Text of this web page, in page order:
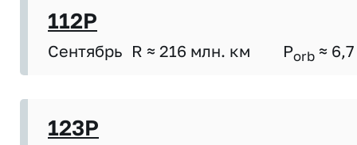
112P
Сентябрь R ≈ 216 млн. км Porb ≈ 6,7
123P